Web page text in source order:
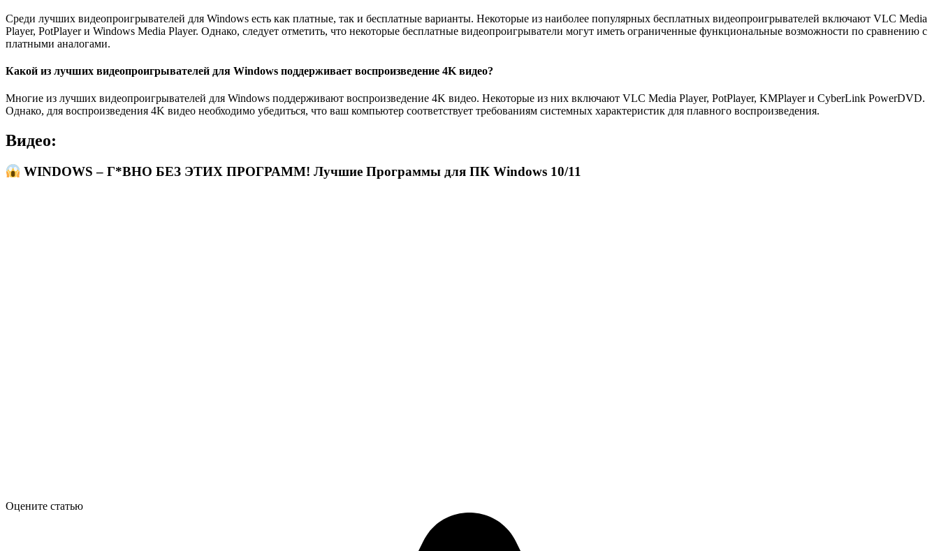
Среди лучших видеопроигрывателей для Windows есть как платные, так и бесплатные варианты. Некоторые из наиболее популярных бесплатных видеопроигрывателей включают VLC Media
Player, PotPlayer и Windows Media Player. Однако, следует отметить, что некоторые бесплатные видеопроигрыватели могут иметь ограниченные функциональные возможности по сравнению с
платными аналогами.
Какой из лучших видеопроигрывателей для Windows поддерживает воспроизведение 4K видео?
Многие из лучших видеопроигрывателей для Windows поддерживают воспроизведение 4K видео. Некоторые из них включают VLC Media Player, PotPlayer, KMPlayer и CyberLink PowerDVD.
Однако, для воспроизведения 4K видео необходимо убедиться, что ваш компьютер соответствует требованиям системных характеристик для плавного воспроизведения.
Видео:
WINDOWS – Г*ВНО БЕЗ ЭТИХ ПРОГРАММ! Лучшие Программы для ПК Windows 10/11
Оцените статью